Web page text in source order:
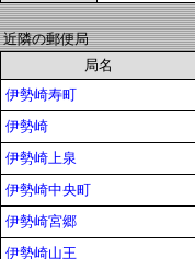
近隣の郵便局
局名
伊勢崎寿町
伊勢崎
伊勢崎上泉
伊勢崎中央町
伊勢崎宮郷
伊勢崎山王